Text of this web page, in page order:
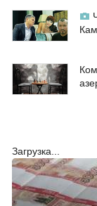
Загрузка...